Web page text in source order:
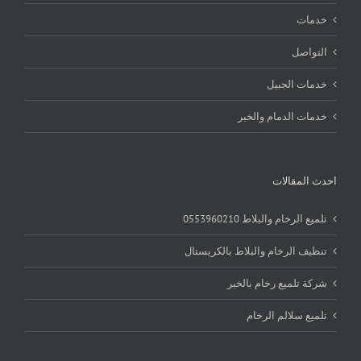
خدمات
التواصل
خدمات الجبيل
خدمات الدمام والخبر
احدث المقالات
تلميع الرخام والبلاط 0553960210
تنظيف الرخام والبلاط بالكريستال
شركة تلميع رخام بالخبر
تلميع سلالم الرخام